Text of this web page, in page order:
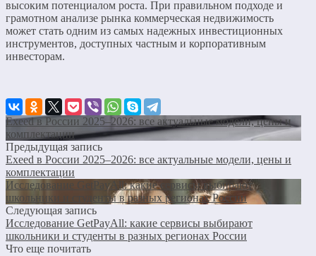
высоким потенциалом роста. При правильном подходе и
грамотном анализе рынка коммерческая недвижимость
может стать одним из самых надежных инвестиционных
инструментов, доступных частным и корпоративным
инвесторам.
Exeed в России 2025–2026: все актуальные модели, цены и
комплектации
Предыдущая запись
Exeed в России 2025–2026: все актуальные модели, цены и
комплектации
Исследование GetPayAll: какие сервисы выбирают
школьники и студенты в разных регионах России
Следующая запись
Исследование GetPayAll: какие сервисы выбирают
школьники и студенты в разных регионах России
Что еще почитать